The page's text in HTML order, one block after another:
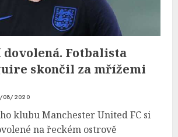
Fotbalista
skončil za mřížemi
08/2020
klubu Manchester United FC si
na řeckém ostrově